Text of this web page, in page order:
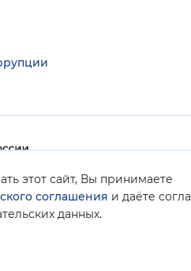
этот сайт, Вы принимаете
соглашения и даёте
данных.